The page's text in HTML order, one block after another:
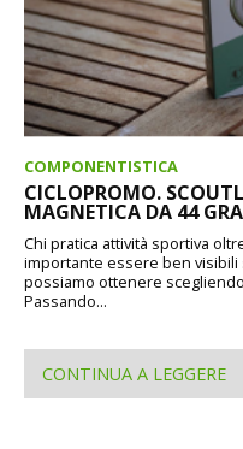
COMPONENTISTICA
CICLOPROMO.
MAGNETICA DA 44
Chi pratica attività sportiva
importante essere ben visibili
possiamo ottenere
Passando...
CONTINUA A LEGGERE